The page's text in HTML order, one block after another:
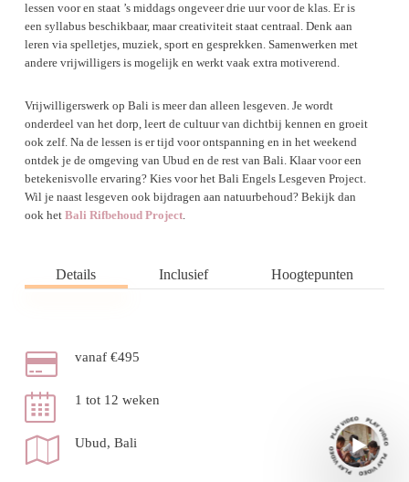
lessen voor en staat ’s middags ongeveer drie uur voor de klas. Er is
een syllabus beschikbaar, maar creativiteit staat centraal. Denk aan
leren via spelletjes, muziek, sport en gesprekken. Samenwerken met
andere vrijwilligers is mogelijk en werkt vaak extra motiverend.
Vrijwilligerswerk op Bali is meer dan alleen lesgeven. Je wordt
onderdeel van het dorp, leert de cultuur van dichtbij kennen en groeit
ook zelf. Na de lessen is er tijd voor ontspanning en in het weekend
ontdek je de omgeving van Ubud en de rest van Bali. Klaar voor een
betekenisvolle ervaring? Kies voor het Bali Engels Lesgeven Project.
Wil je naast lesgeven ook bijdragen aan natuurbehoud? Bekijk dan
ook het Bali Rifbehoud Project.
Details Inclusief Hoogtepunten
vanaf €495
1 tot 12 weken
Ubud, Bali